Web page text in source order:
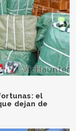
el
dejan de